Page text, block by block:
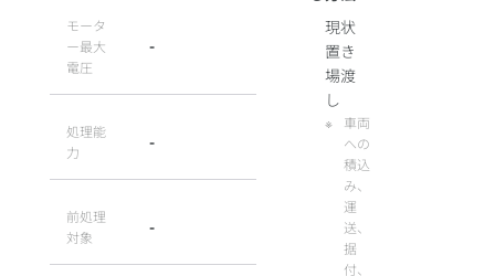
モータ
ー最大
電圧
-
処理能
力
-
前処理
対象
-
現状
置き
場渡
し
車両
への
積込
み、
運
送、
据
付、